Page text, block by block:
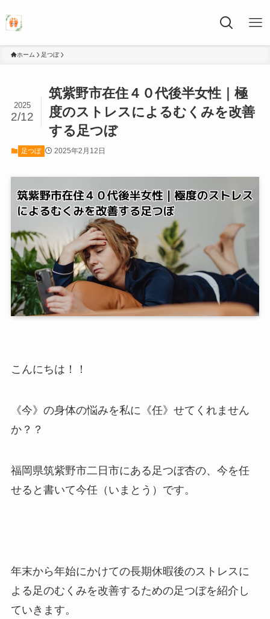
ホーム 足つぼ
筑紫野市在住４０代後半女性｜極
度のストレスによるむくみを改善
する足つぼ
2025
2/12
足つぼ 2025年2月12日
こんにちは！！
《今》の身体の悩みを私に《任》せてくれません
か？？
福岡県筑紫野市二日市にある足つぼ杏の、今を任
せると書いて今任（いまとう）です。
年末から年始にかけての長期休暇後のストレスに
よる足のむくみを改善するための足つぼを紹介し
ていきます。